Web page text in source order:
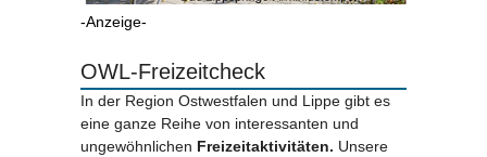
-Anzeige-
OWL-Freizeitcheck
In der Region Ostwestfalen und Lippe gibt es
eine ganze Reihe von interessanten und
ungewöhnlichen Freizeitaktivitäten. Unsere